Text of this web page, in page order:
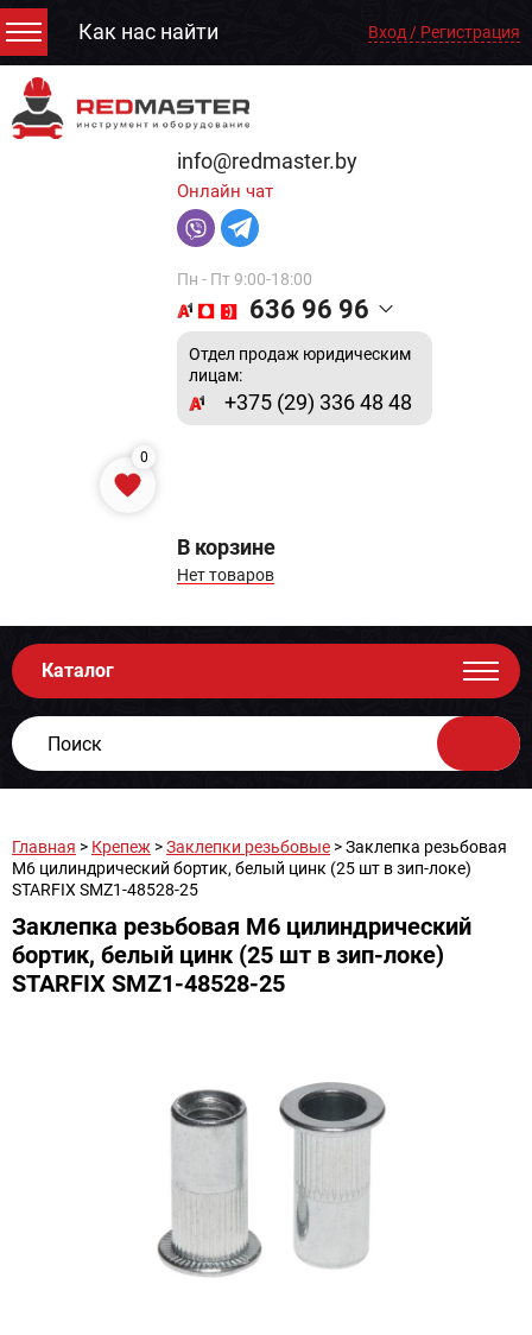
Как нас найти Вход / Регистрация
info@redmaster.by
Онлайн чат
Пн - Пт 9:00-18:00
636 96 96
Отдел продаж юридическим
лицам:
+375 (29) 336 48 48
0
В корзине
Нет товаров
Каталог
Главная > Крепеж >Заклепки резьбовые > Заклепка резьбовая
М6 цилиндрический бортик, белый цинк (25 шт в зип-локе)
STARFIX SMZ1-48528-25
Заклепка резьбовая М6 цилиндрический
бортик, белый цинк (25 шт в зип-локе)
STARFIX SMZ1-48528-25